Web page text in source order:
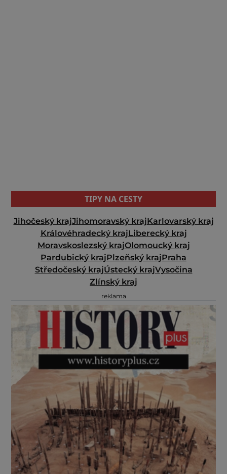
TIPY NA CESTY
Jihočeský krajJihomoravský krajKarlovarský kraj
Královéhradecký krajLiberecký kraj
Moravskoslezský krajOlomoucký kraj
Pardubický krajPlzeňský krajPraha
Středočeský krajÚstecký krajVysočina
Zlínský kraj
reklama